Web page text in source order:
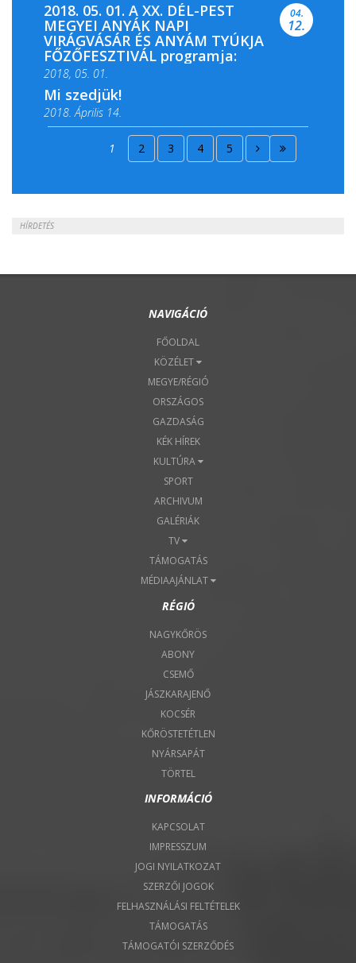
2018. 05. 01. A XX. DÉL-PEST
MEGYEI ANYÁK NAPI
VIRÁGVÁSÁR ÉS ANYÁM TYÚKJA
FŐZŐFESZTIVÁL programja:
2018, 05. 01.
04.
12.
Mi szedjük!
2018. Április 14.
2018. Április 15.
1 2 3 4 5
HÍRDETÉS
NAVIGÁCIÓ
FŐOLDAL
KÖZÉLET
MEGYE/RÉGIÓ
ORSZÁGOS
GAZDASÁG
KÉK HÍREK
KULTÚRA
SPORT
ARCHIVUM
GALÉRIÁK
TV
TÁMOGATÁS
MÉDIAAJÁNLAT
RÉGIÓ
NAGYKŐRÖS
ABONY
CSEMŐ
JÁSZKARAJENŐ
KOCSÉR
KŐRÖSTETÉTLEN
NYÁRSAPÁT
TÖRTEL
INFORMÁCIÓ
KAPCSOLAT
IMPRESSZUM
JOGI NYILATKOZAT
SZERZŐI JOGOK
FELHASZNÁLÁSI FELTÉTELEK
TÁMOGATÁS
TÁMOGATÓI SZERZŐDÉS